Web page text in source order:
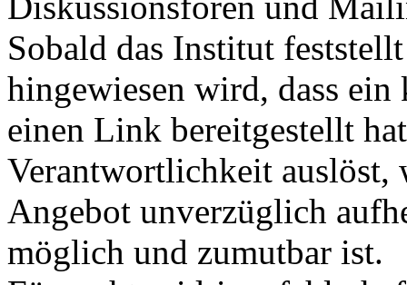
Sobald das Institut
hingewiesen wird, dass ein
einen Link bereitgestellt
Verantwortlichkeit auslöst,
Angebot unverzüglich
möglich und zumutbar ist.